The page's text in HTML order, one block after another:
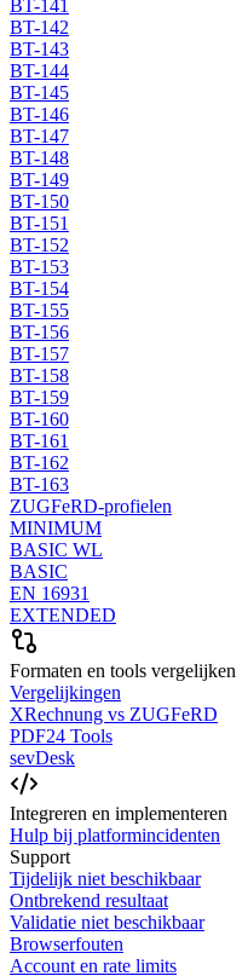
BT-141
BT-142
BT-143
BT-144
BT-145
BT-146
BT-147
BT-148
BT-149
BT-150
BT-151
BT-152
BT-153
BT-154
BT-155
BT-156
BT-157
BT-158
BT-159
BT-160
BT-161
BT-162
BT-163
ZUGFeRD-profielen
MINIMUM
BASIC WL
BASIC
EN 16931
EXTENDED
Formaten en tools vergelijken
Vergelijkingen
XRechnung vs ZUGFeRD
PDF24 Tools
sevDesk
Integreren en implementeren
Hulp bij platformincidenten
Support
Tijdelijk niet beschikbaar
Ontbrekend resultaat
Validatie niet beschikbaar
Browserfouten
Account en rate limits